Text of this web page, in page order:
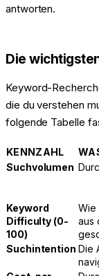
antworten.
Die
Keyword-
die du verstehen
folgende Tabelle
KENNZAHL
Suchvolumen
Keyword
Difficulty (0-
100)
Wie
aus
Suchintention Die